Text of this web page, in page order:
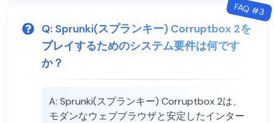
FAQ #3
Q: Sprunki(スプランキー) Corruptbox 2を
プレイするためのシステム要件は何です
か？
A: Sprunki(スプランキー) Corruptbox 2は、
モダンなウェブブラウザと安定したインター